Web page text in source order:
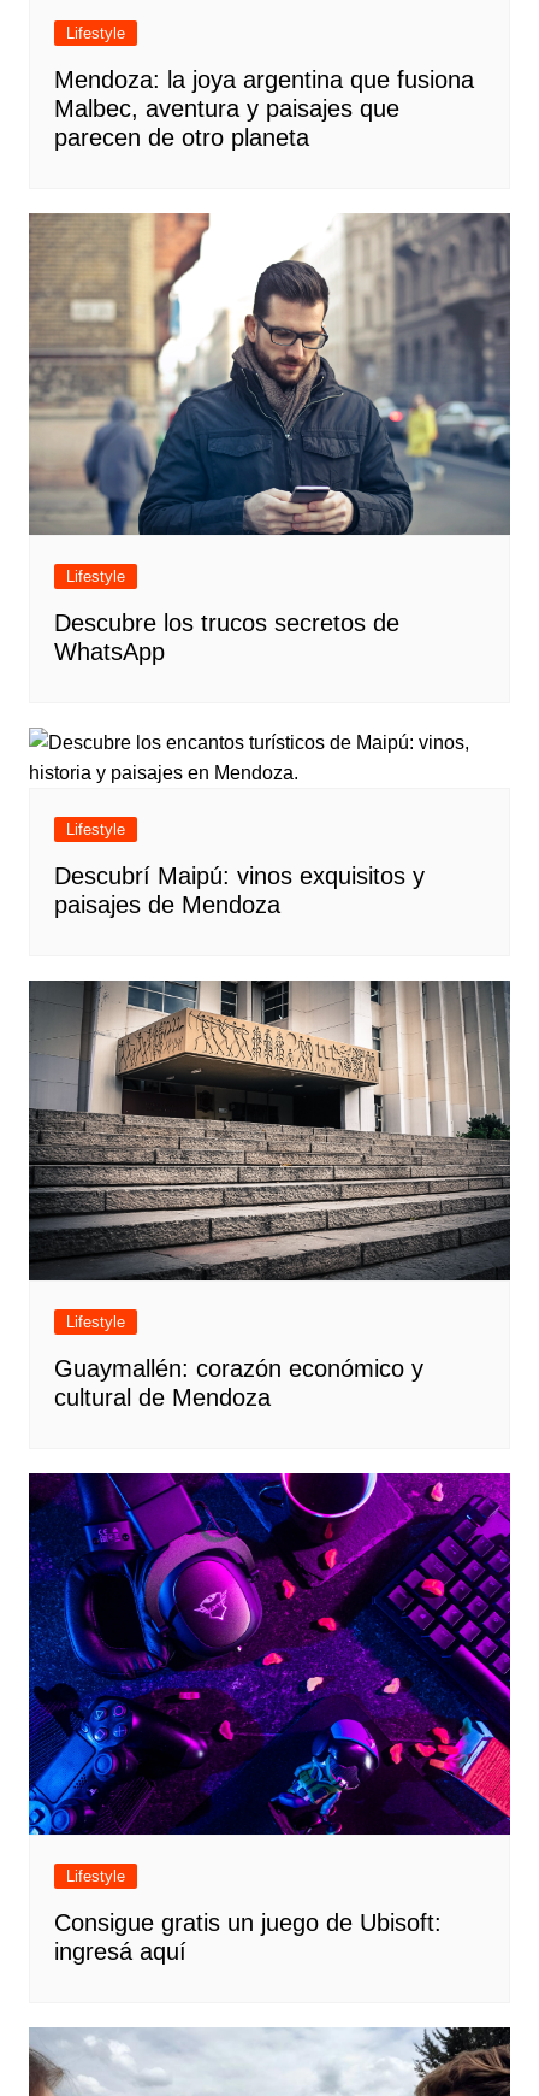
Lifestyle
Mendoza: la joya argentina que fusiona
Malbec, aventura y paisajes que
parecen de otro planeta
Lifestyle
Descubre los trucos secretos de
WhatsApp
Lifestyle
Descubrí Maipú: vinos exquisitos y
paisajes de Mendoza
Lifestyle
Guaymallén: corazón económico y
cultural de Mendoza
Lifestyle
Consigue gratis un juego de Ubisoft:
ingresá aquí